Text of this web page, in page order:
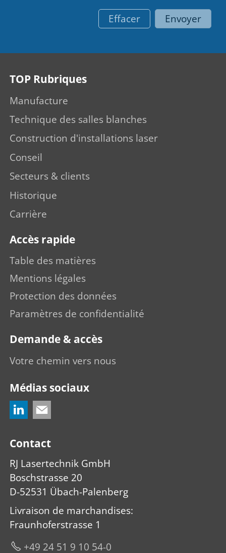
Effacer
Envoyer
TOP Rubriques
Manufacture
Technique des salles blanches
Construction d'installations laser
Conseil
Secteurs & clients
Historique
Carrière
Accès rapide
Table des matières
Mentions légales
Protection des données
Paramètres de confidentialité
Demande & accès
Votre chemin vers nous
Médias sociaux
Contact
RJ Lasertechnik GmbH
Boschstrasse 20
D-52531 Übach-Palenberg
Livraison de marchandises:
Fraunhoferstrasse 1
+49 24 51 9 10 54-0